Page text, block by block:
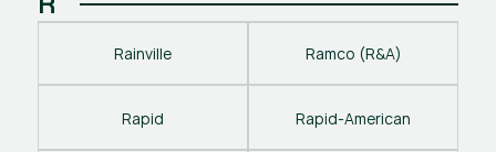
Rainville Ramco (R&A)
Rapid Rapid-American